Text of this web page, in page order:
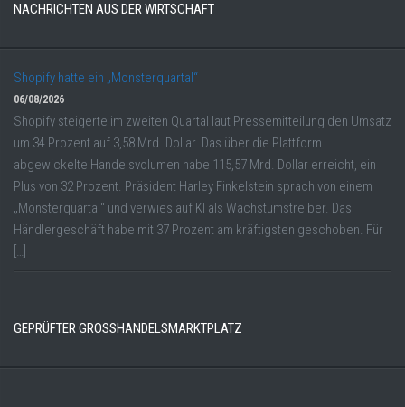
NACHRICHTEN AUS DER WIRTSCHAFT
Shopify hatte ein „Monsterquartal“
06/08/2026
Shopify steigerte im zweiten Quartal laut Pressemitteilung den Umsatz
um 34 Prozent auf 3,58 Mrd. Dollar. Das über die Plattform
abgewickelte Handelsvolumen habe 115,57 Mrd. Dollar erreicht, ein
Plus von 32 Prozent. Präsident Harley Finkelstein sprach von einem
„Monsterquartal“ und verwies auf KI als Wachstumstreiber. Das
Händlergeschäft habe mit 37 Prozent am kräftigsten geschoben. Für
[…]
GEPRÜFTER GROSSHANDELSMARKTPLATZ